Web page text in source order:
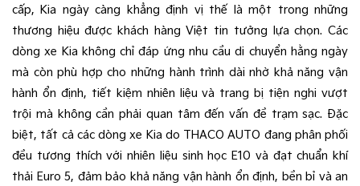
cấp, Kia ngày càng khẳng định vị thế là một trong những
thương hiệu được khách hàng Việt tin tưởng lựa chọn. Các
dòng xe Kia không chỉ đáp ứng nhu cầu di chuyển hằng ngày
mà còn phù hợp cho những hành trình dài nhờ khả năng vận
hành ổn định, tiết kiệm nhiên liệu và trang bị tiện nghi vượt
trội mà không cần phải quan tâm đến vấn đề trạm sạc. Đặc
biệt, tất cả các dòng xe Kia do THACO AUTO đang phân phối
đều tương thích với nhiên liệu sinh học E10 và đạt chuẩn khí
thải Euro 5, đảm bảo khả năng vận hành ổn định, bền bỉ và an